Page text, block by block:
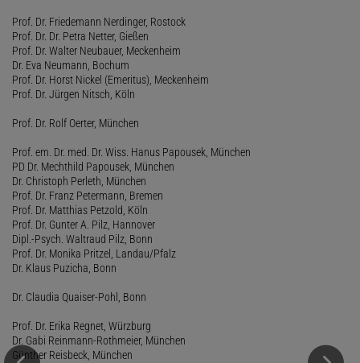
Prof. Dr. Friedemann Nerdinger, Rostock
Prof. Dr. Dr. Petra Netter, Gießen
Prof. Dr. Walter Neubauer, Meckenheim
Dr. Eva Neumann, Bochum
Prof. Dr. Horst Nickel (Emeritus), Meckenheim
Prof. Dr. Jürgen Nitsch, Köln
Prof. Dr. Rolf Oerter, München
Prof. em. Dr. med. Dr. Wiss. Hanus Papousek, München
PD Dr. Mechthild Papousek, München
Dr. Christoph Perleth, München
Prof. Dr. Franz Petermann, Bremen
Prof. Dr. Matthias Petzold, Köln
Prof. Dr. Gunter A. Pilz, Hannover
Dipl.-Psych. Waltraud Pilz, Bonn
Prof. Dr. Monika Pritzel, Landau/Pfalz
Dr. Klaus Puzicha, Bonn
Dr. Claudia Quaiser-Pohl, Bonn
Prof. Dr. Erika Regnet, Würzburg
Dr. Gabi Reinmann-Rothmeier, München
Günther Reisbeck, München